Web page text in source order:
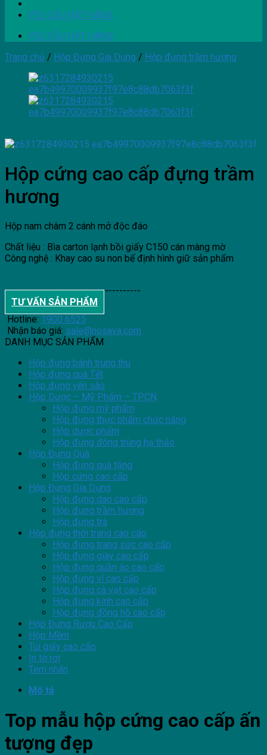
YÊU CẦU ĐẶT HÀNG
YÊU CẦU ĐẶT HÀNG
Trang chủ / Hộp Đựng Gia Dụng / Hộp đựng trầm hương
Hộp cứng cao cấp đựng trầm
hương
Hộp nam châm 2 cánh mở độc đáo
Chất liệu : Bìa carton lạnh bồi giấy C150 cán màng mờ
Công nghệ : Khay cao su non bế định hình giữ sản phẩm
--------------------------------------
TƯ VẤN SẢN PHẨM
Hotline: 1900 6525
Nhận báo giá: sale@nosava.com
DANH MỤC SẢN PHẨM
Hộp đựng bánh trung thu
Hộp đựng quà Tết
Hộp đựng yến sào
Hộp Dược – Mỹ Phẩm – TPCN
Hộp đựng mỹ phẩm
Hộp đựng thực phẩm chức năng
Hộp dược phẩm
Hộp đựng đông trùng hạ thảo
Hộp Đựng Quà
Hộp đựng quà tặng
Hộp cứng cao cấp
Hộp Đựng Gia Dụng
Hộp đựng dao cao cấp
Hộp đựng trầm hương
Hộp đựng trà
Hộp đựng thời trang cao cấp
Hộp đựng trang sức cao cấp
Hộp đựng giày cao cấp
Hộp đựng quần áo cao cấp
Hộp đựng ví cao cấp
Hộp đựng cà vạt cao cấp
Hộp đựng kính cao cấp
Hộp đựng đồng hồ cao cấp
Hộp Đựng Rượu Cao Cấp
Hộp Mềm
Túi giấy cao cấp
In tờ rơi
Tem nhãn
Mô tả
Top mẫu hộp cứng cao cấp ấn
tượng đẹp